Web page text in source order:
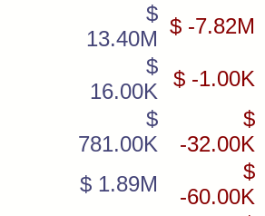
$
13.40M
$ -7.82M
$
16.00K
$ -1.00K
$
781.00K
$
-32.00K
$ 1.89M
$
-60.00K